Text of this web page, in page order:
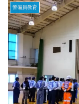
警備員教育